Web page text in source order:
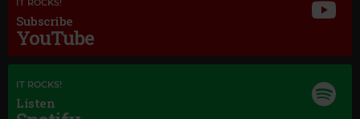
IT ROCKS!
Subscribe
YouTube
IT ROCKS!
Listen